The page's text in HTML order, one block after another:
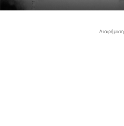
Διαφήμιση